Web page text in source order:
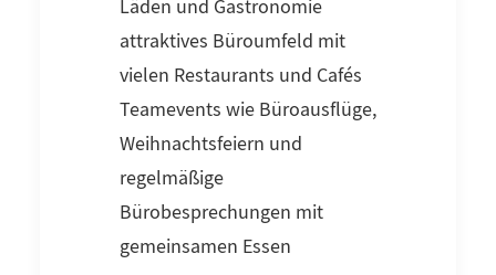
Läden und Gastronomie
attraktives Büroumfeld mit
vielen Restaurants und Cafés
Teamevents wie Büroausflüge,
Weihnachtsfeiern und
regelmäßige
Bürobesprechungen mit
gemeinsamen Essen